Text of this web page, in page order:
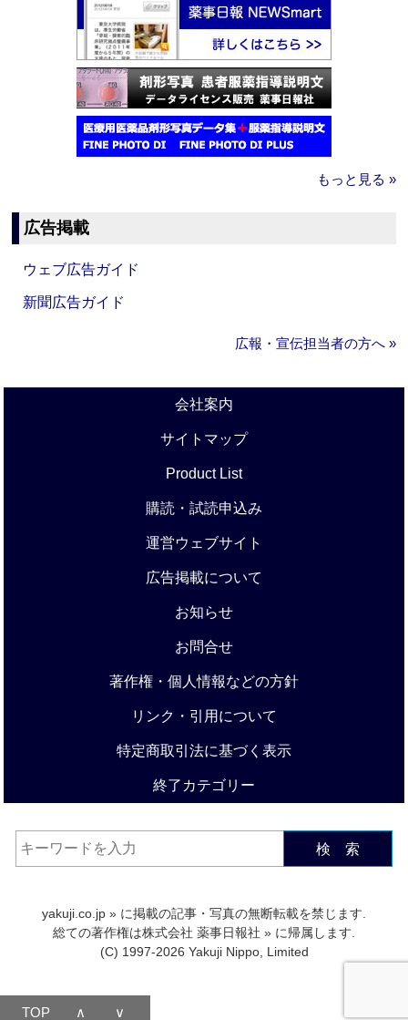
もっと見る »
広告掲載
ウェブ広告ガイド
新聞広告ガイド
広報・宣伝担当者の方へ »
会社案内
サイトマップ
Product List
購読・試読申込み
運営ウェブサイト
広告掲載について
お知らせ
お問合せ
著作権・個人情報などの方針
リンク・引用について
特定商取引法に基づく表示
終了カテゴリー
検 索
yakuji.co.jp » に掲載の記事・写真の無断転載を禁じます.
総ての著作権は株式会社 薬事日報社 » に帰属します.
(C) 1997-2026 Yakuji Nippo, Limited
TOP ∧ ∨